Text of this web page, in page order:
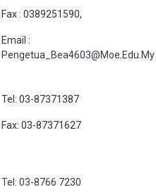
Fax : 0389251590,
Email :
Pengetua_Bea4603@Moe.Edu.My
Tel: 03-87371387
Fax: 03-87371627
Tel: 03-8766 7230